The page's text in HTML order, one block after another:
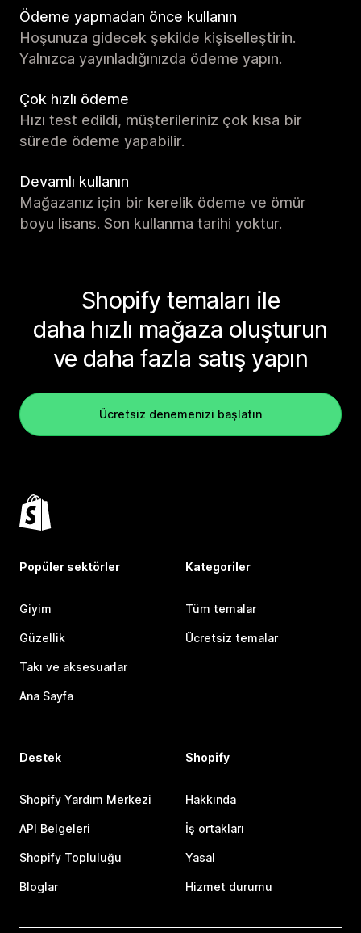
Ödeme yapmadan önce kullanın
Hoşunuza gidecek şekilde kişiselleştirin.
Yalnızca yayınladığınızda ödeme yapın.
Çok hızlı ödeme
Hızı test edildi, müşterileriniz çok kısa bir
sürede ödeme yapabilir.
Devamlı kullanın
Mağazanız için bir kerelik ödeme ve ömür
boyu lisans. Son kullanma tarihi yoktur.
Shopify temaları ile
daha hızlı mağaza oluşturun
ve daha fazla satış yapın
Ücretsiz denemenizi başlatın
Popüler sektörler
Giyim
Güzellik
Takı ve aksesuarlar
Ana Sayfa
Kategoriler
Tüm temalar
Ücretsiz temalar
Destek
Shopify Yardım Merkezi
API Belgeleri
Shopify Topluluğu
Bloglar
Shopify
Hakkında
İş ortakları
Yasal
Hizmet durumu